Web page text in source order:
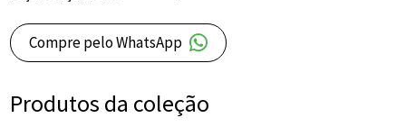
Compre pelo WhatsApp
Produtos da coleção